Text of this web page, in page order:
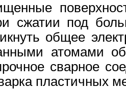
сжатии под
общее
атомами
сварное
пластичных